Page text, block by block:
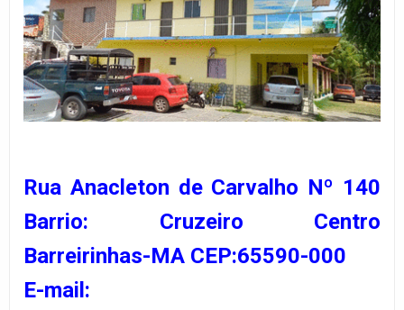
Rua Anacleton de Carvalho Nº 140
Barrio: Cruzeiro Centro
Barreirinhas-MA CEP:65590-000
E-mail: